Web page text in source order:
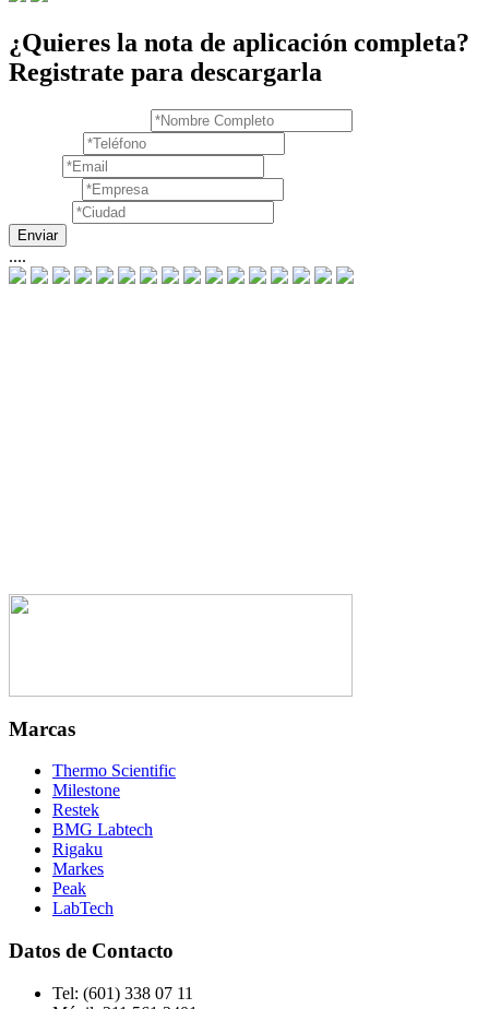
¿Quieres la nota de aplicación completa?
Registrate para descargarla
....
Marcas
Thermo Scientific
Milestone
Restek
BMG Labtech
Rigaku
Markes
Peak
LabTech
Datos de Contacto
Tel: (601) 338 07 11